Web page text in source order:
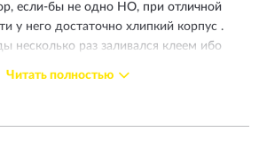
если-бы не одно НО, при отличной
у него достаточно хлипкий корпус .
несколько раз заливался клеем ибо
его корпус можно сновья залить
работать вечно.
Читать полностью